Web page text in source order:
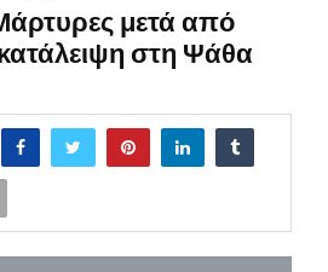
μετά από
στη Ψάθα